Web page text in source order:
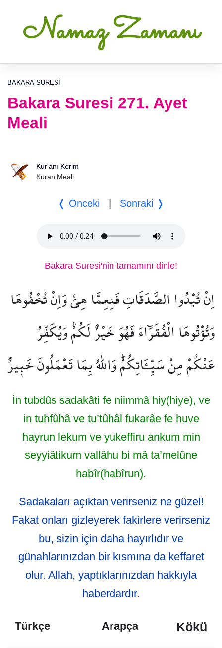
Namaz Zamanı
BAKARA SURESI
Bakara Suresi 271. Ayet
Meali
Kur'anı Kerim
Kuran Meali
❬ Önceki Sonraki ❭
Bakara Suresi'nin tamamını dinle!
اِنْ تُبْدُوا الصَّدَقَاتِ فَنِعِمَّا هِيَۚ وَاِنْ تُخْفُوهَا
وَتُؤْتُوهَا الْفُقَرَٓاءَ فَهُوَ خَيْرٌ لَكُمْۜ وَيُكَفِّرُ
عَنْكُمْ مِنْ سَيِّـَٔاتِكُمْۜ وَاللّٰهُ بِمَا تَعْمَلُونَ خَب۪يرٌ
İn tubdûs sadakâti fe niimmâ hiy(hiye), ve
in tuhfûhâ ve tu’tûhâl fukarâe fe huve
hayrun lekum ve yukeffiru ankum min
seyyiâtikum vallâhu bi mâ ta’melûne
habîr(habîrun).
Sadakaları açıktan verirseniz ne güzel!
Fakat onları gizleyerek fakirlere verirseniz
bu, sizin için daha hayırlıdır ve
günahlarınızdan bir kısmına da keffaret
olur. Allah, yaptıklarınızdan hakkıyla
haberdardır.
Türkçe Arapça Kökü